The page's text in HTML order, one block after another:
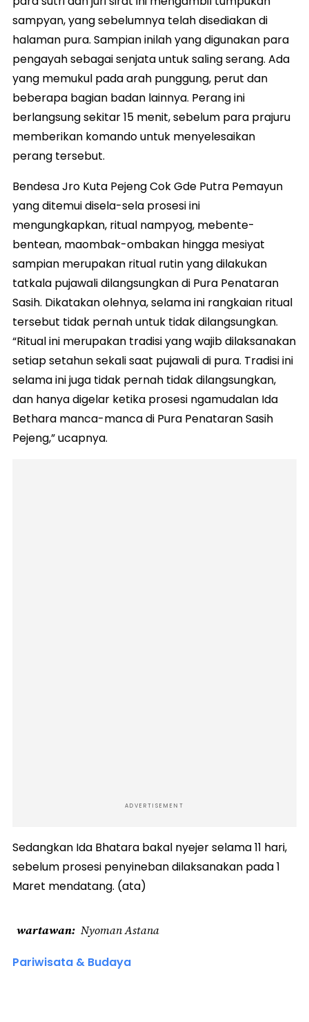
sampyan, yang sebelumnya telah disediakan di
halaman pura. Sampian inilah yang digunakan para
pengayah sebagai senjata untuk saling serang. Ada
yang memukul pada arah punggung, perut dan
beberapa bagian badan lainnya. Perang ini
berlangsung sekitar 15 menit, sebelum para prajuru
memberikan komando untuk menyelesaikan
perang tersebut.
Bendesa Jro Kuta Pejeng Cok Gde Putra Pemayun
yang ditemui disela-sela prosesi ini
mengungkapkan, ritual nampyog, mebente-
bentean, maombak-ombakan hingga mesiyat
sampian merupakan ritual rutin yang dilakukan
tatkala pujawali dilangsungkan di Pura Penataran
Sasih. Dikatakan olehnya, selama ini rangkaian ritual
tersebut tidak pernah untuk tidak dilangsungkan.
“Ritual ini merupakan tradisi yang wajib dilaksanakan
setiap setahun sekali saat pujawali di pura. Tradisi ini
selama ini juga tidak pernah tidak dilangsungkan,
dan hanya digelar ketika prosesi ngamudalan Ida
Bethara manca-manca di Pura Penataran Sasih
Pejeng,” ucapnya.
ADVERTISEMENT
Sedangkan Ida Bhatara bakal nyejer selama 11 hari,
sebelum prosesi penyineban dilaksanakan pada 1
Maret mendatang. (ata)
wartawan Nyoman Astana
Pariwisata & Budaya